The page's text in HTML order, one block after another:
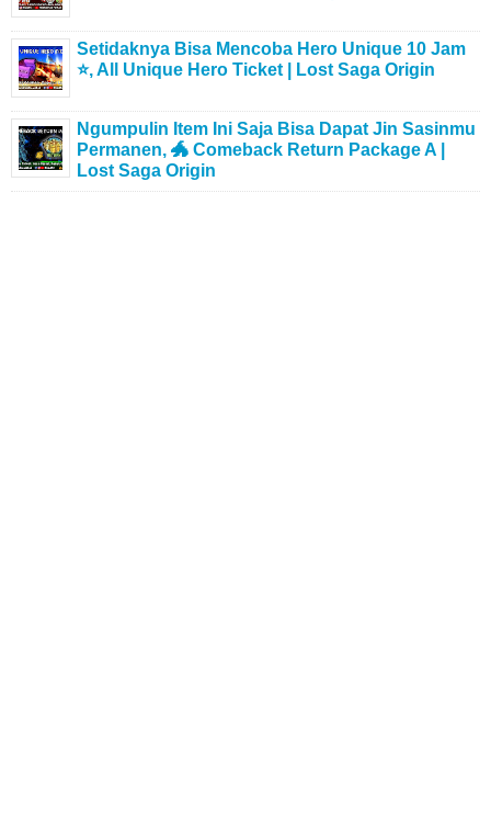
Setidaknya Bisa Mencoba Hero Unique 10 Jam
⭐, All Unique Hero Ticket | Lost Saga Origin
Ngumpulin Item Ini Saja Bisa Dapat Jin Sasinmu
Permanen, 🐲 Comeback Return Package A |
Lost Saga Origin